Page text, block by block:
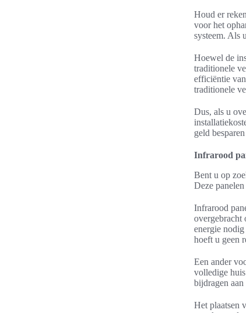
Houd er
voor het
systeem. Als
Hoewel de
traditionele
efficiëntie
traditionele
Dus, als u
geld
Infrarood
Bent u op
Deze
Infrarood
overgebracht
energie
hoeft u geen
Een ander
volledige
bijdragen aan
Het plaatsen